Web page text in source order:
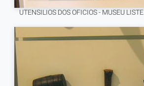
UTENSILIOS DOS OFICIOS - MUSEU LISTE.